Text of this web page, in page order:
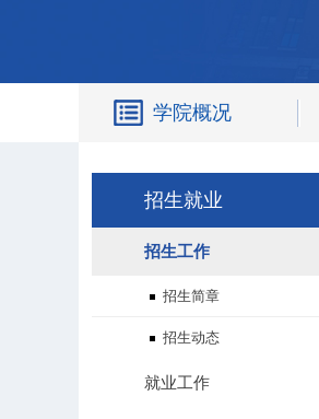
学院概况
招生就业
招生工作
招生简章
招生动态
就业工作